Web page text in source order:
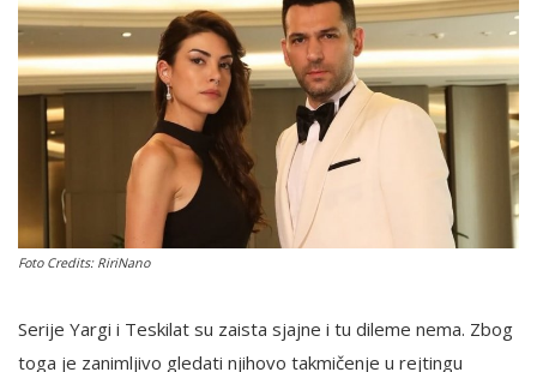
Login
Register
English
Foto Credits: RiriNano
Serije Yargi i Teskilat su zaista sjajne i tu dileme nema. Zbog
toga je zanimljivo gledati njihovo takmičenje u rejtingu